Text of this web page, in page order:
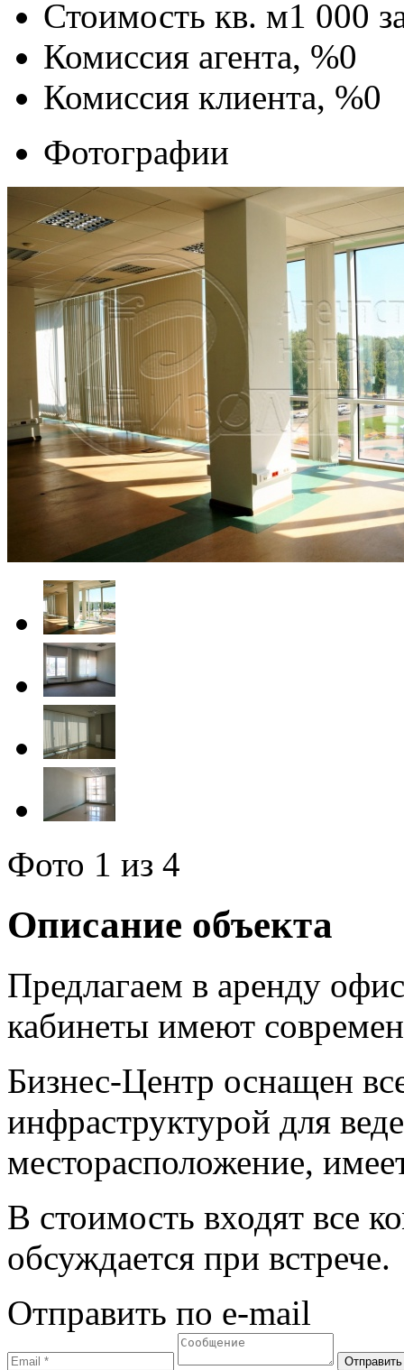
Стоимость кв. м1 000
Комиссия агента, %0
Комиссия клиента, %0
Фотографии
Фото 1 из 4
Описание объекта
Предлагаем в аренду
кабинеты имеют
Бизнес-Центр оснащен
инфраструктурой для
месторасположение,
В стоимость входят все
обсуждается при встрече.
Отправить по e-mail